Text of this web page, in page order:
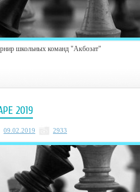
школьных команд "Акбозат"
2019
09.02.2019 2933